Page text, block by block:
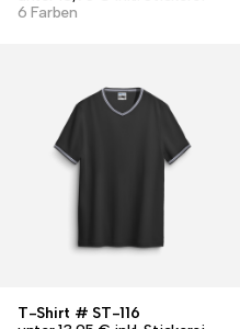
6 Farben
T-Shirt # ST-116